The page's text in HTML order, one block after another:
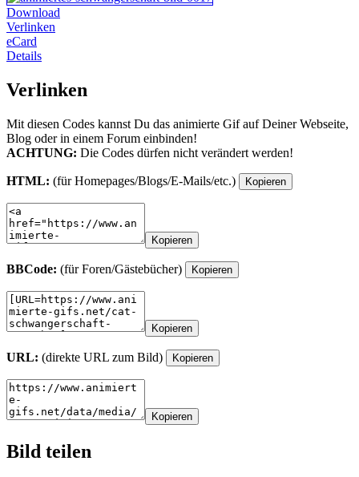
Download
Verlinken
eCard
Details
Verlinken
Mit diesen Codes kannst Du das animierte Gif auf Deiner Webseite,
Blog oder in einem Forum einbinden!
ACHTUNG: Die Codes dürfen nicht verändert werden!
HTML: (für Homepages/Blogs/E-Mails/etc.) Kopieren
Kopieren
BBCode: (für Foren/Gästebücher) Kopieren
Kopieren
URL: (direkte URL zum Bild) Kopieren
Kopieren
Bild teilen